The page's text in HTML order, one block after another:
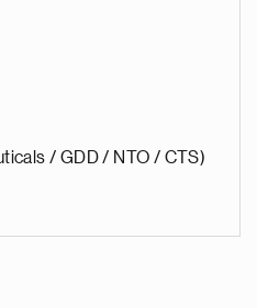
/ GDD / NTO / CTS)